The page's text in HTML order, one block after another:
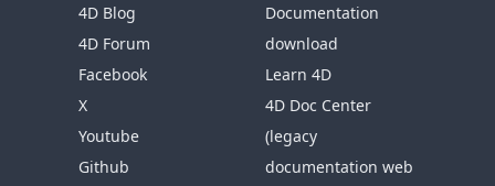
4D Blog
4D Forum
Facebook
X
Youtube
Github
Documentation
download
Learn 4D
4D Doc Center
(legacy
documentation web